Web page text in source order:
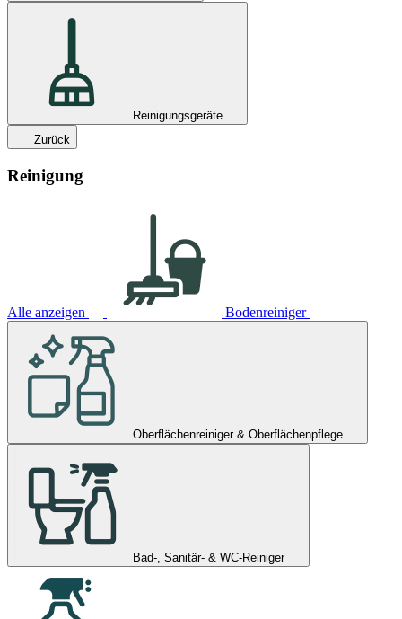
Reinigungsgeräte
Zurück
Reinigung
Alle anzeigen Bodenreiniger
Oberflächenreiniger & Oberflächenpflege
Bad-, Sanitär- & WC-Reiniger